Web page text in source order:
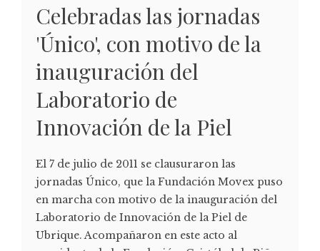
Celebradas las jornadas
'Único', con motivo de la
inauguración del
Laboratorio de
Innovación de la Piel
El 7 de julio de 2011 se clausuraron las
jornadas Único, que la Fundación Movex puso
en marcha con motivo de la inauguración del
Laboratorio de Innovación de la Piel de
Ubrique. Acompañaron en este acto al